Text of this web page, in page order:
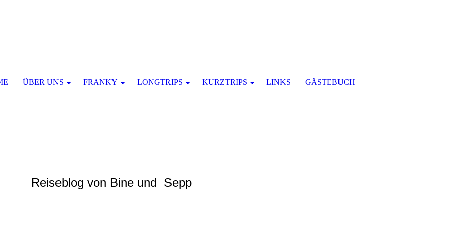
Reiseblog von Bine und Sepp
ÜBER UNS FRANKY LONGTRIPS KURZTRIPS LINKS GÄSTEBUCH